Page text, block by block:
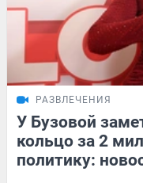
РАЗВЛЕЧЕНИЯ
У Бузовой
кольцо за 2
политику: